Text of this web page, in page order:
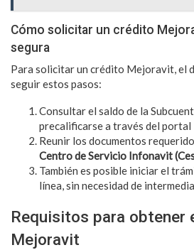
Cómo solicitar un crédito
segura
Para solicitar un crédito Mejoravit, el
seguir estos pasos:
Consultar el saldo de la
precalificarse a través del portal
Reunir los documentos
Centro de Servicio Infonavit
También es posible iniciar el
línea, sin necesidad de
Requisitos para obtener
Mejoravit